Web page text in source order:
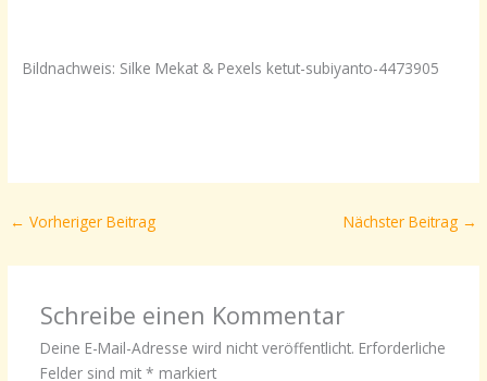
Bildnachweis: Silke Mekat & Pexels ketut-subiyanto-4473905
← Vorheriger Beitrag Nächster Beitrag →
Schreibe einen Kommentar
Deine E-Mail-Adresse wird nicht veröffentlicht. Erforderliche
Felder sind mit * markiert